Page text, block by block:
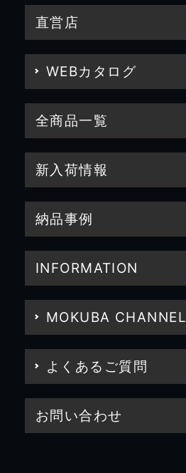
直営店
WEBカタログ
全商品一覧
新入荷情報
納品事例
INFORMATION
MOKUBA CHANNEL
よくあるご質問
お問い合わせ